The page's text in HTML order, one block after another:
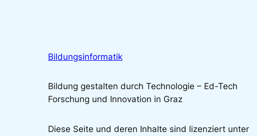
Bildungsinformatik
Bildung gestalten durch Technologie – Ed-Tech
Forschung und Innovation in Graz
Diese Seite und deren Inhalte sind lizenziert unter